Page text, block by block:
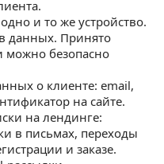
и то же устройство.
данных. Принято
можно безопасно
о клиенте: email,
на сайте.
на лендинге:
в письмах, переходы
и заказе.